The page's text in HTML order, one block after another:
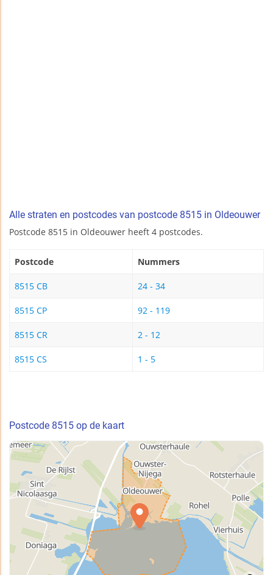
Alle straten en postcodes van postcode 8515 in Oldeouwer
Postcode 8515 in Oldeouwer heeft 4 postcodes.
Postcode Nummers
8515 CB 24 - 34
8515 CP 92 - 119
8515 CR 2 - 12
8515 CS 1 - 5
Postcode 8515 op de kaart